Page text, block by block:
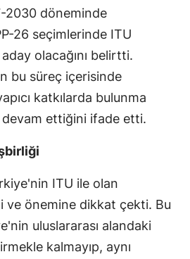
Erzincan
Erzurum
Eskişehir
Gaziantep
Hakkari
Isparta
2030 döneminde
26 seçimlerinde ITU
olacağını belirtti.
bu süreç içerisinde
katkılarda bulunma
ettiğini ifade etti.
ITU ile olan
ve önemine dikkat çekti. Bu
uluslararası alandaki
kalmayıp, aynı